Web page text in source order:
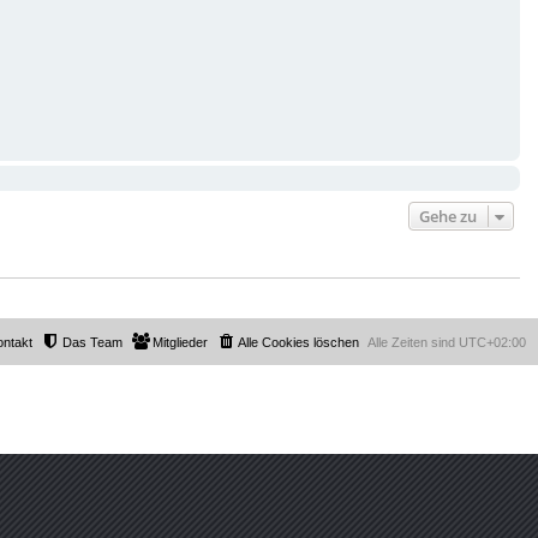
Gehe zu
Alle Zeiten sind UTC+02:00
Alle Cookies löschen
Mitglieder
Das Team